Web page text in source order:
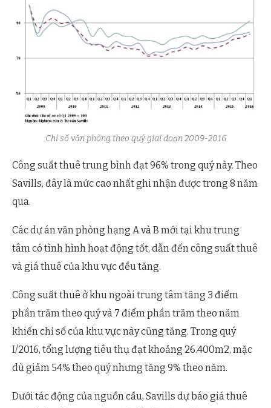
Chỉ số văn phòng theo quý giai đoạn 2009-2016
Công suất thuê trung bình đạt 96% trong quý này. Theo
Savills, đây là mức cao nhất ghi nhận được trong 8 năm
qua.
Các dự án văn phòng hạng A và B mới tại khu trung
tâm có tình hình hoạt động tốt, dẫn đến công suất thuê
và giá thuê của khu vực đều tăng.
Công suất thuê ở khu ngoài trung tâm tăng 3 điểm
phần trăm theo quý và 7 điểm phần trăm theo năm
khiến chỉ số của khu vực này cũng tăng. Trong quý
I/2016, tổng lượng tiêu thụ đạt khoảng 26.400m2, mặc
dù giảm 54% theo quý nhưng tăng 9% theo năm.
Dưới tác động của nguồn cầu, Savills dự báo giá thuê